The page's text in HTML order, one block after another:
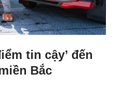
tin cậy’ đến
Bắc